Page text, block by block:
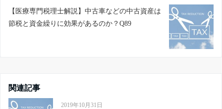
【医療専門税理士解説】中古車などの中古資産は
節税と資金繰りに効果があるのか？Q89
関連記事
2019年10月31日